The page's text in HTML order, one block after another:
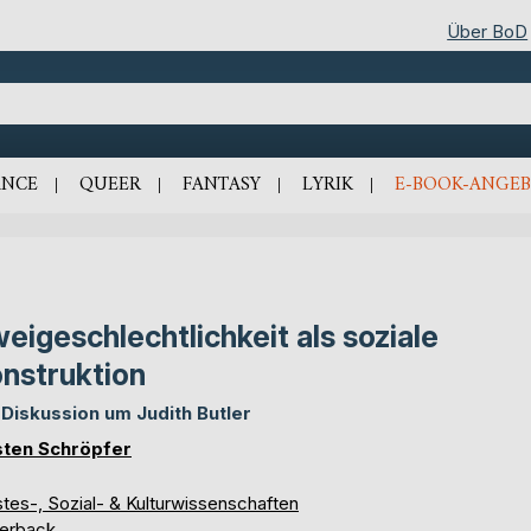
Über BoD
QUEER FANTASY LYRIK E-BOOK-
als soziale
um Judith Butler
Schröpfer
, Sozial- & Kulturwissenschaften